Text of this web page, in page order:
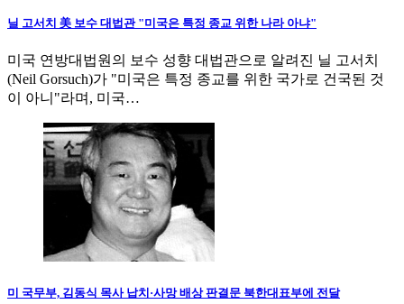
닐 고서치 美 보수 대법관 "미국은 특정 종교 위한 나라 아냐"
미국 연방대법원의 보수 성향 대법관으로 알려진 닐 고서치
(Neil Gorsuch)가 "미국은 특정 종교를 위한 국가로 건국된 것
이 아니"라며, 미국…
미 국무부, 김동식 목사 납치·사망 배상 판결문 북한대표부에 전달